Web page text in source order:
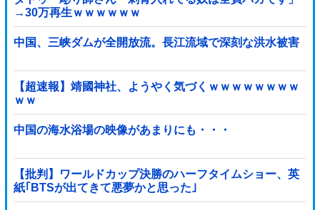
→30万再生ｗｗｗｗｗｗ
中国、三峡ダムが全開放流。長江流域で深刻な洪水被害
【超速報】靖國神社、ようやく気づくｗｗｗｗｗｗｗｗ
ｗｗ
中国の海水浴場の映像があまりにも・・・
【批判】ワールドカップ決勝のハーフタイムショー、英
紙｢BTSが出てきて悪夢かと思った｣